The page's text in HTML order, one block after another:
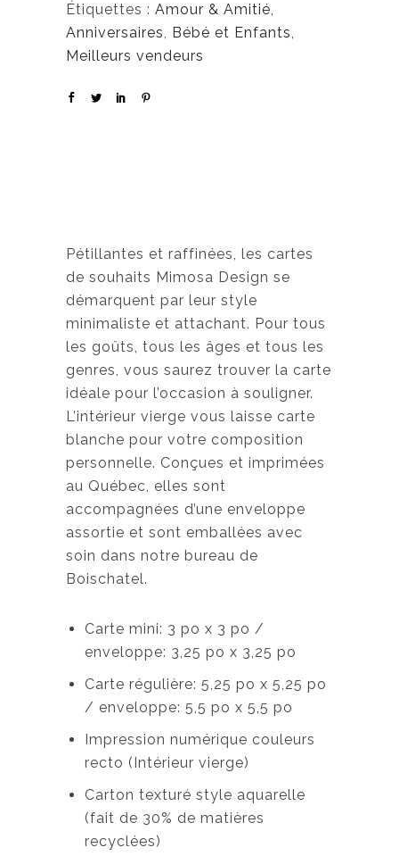
Étiquettes : Amour & Amitié,
Anniversaires, Bébé et Enfants,
Meilleurs vendeurs
Pétillantes et raffinées, les cartes
de souhaits Mimosa Design se
démarquent par leur style
minimaliste et attachant. Pour tous
les goûts, tous les âges et tous les
genres, vous saurez trouver la carte
idéale pour l’occasion à souligner.
L’intérieur vierge vous laisse carte
blanche pour votre composition
personnelle. Conçues et imprimées
au Québec, elles sont
accompagnées d’une enveloppe
assortie et sont emballées avec
soin dans notre bureau de
Boischatel.
Carte mini: 3 po x 3 po /
enveloppe: 3,25 po x 3,25 po
Carte régulière: 5,25 po x 5,25 po
/ enveloppe: 5,5 po x 5,5 po
Impression numérique couleurs
recto (Intérieur vierge)
Carton texturé style aquarelle
(fait de 30% de matières
recyclées)